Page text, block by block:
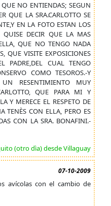
NO ENTIENDAS; SEGUN
QUE LA SRA.CARLOTTO SE
EN LA FOTO ESTAN LOS
QUISE DECIR QUE LA MAS
QUE NO TENGO NADA
QUE VISITE EXPOSICIONES
PADRE,DEL CUAL TENGO
COMO TESOROS.-Y
RESENTIMIENTO MUY
QUE PARA MI Y
Y MERECE EL RESPETO DE
TENÈS CON ELLA, PERO ES
CON LA SRA. BONAFINI.-
(otro dìa) desde Villaguay
07-10-2009
avícolas con el cambio de